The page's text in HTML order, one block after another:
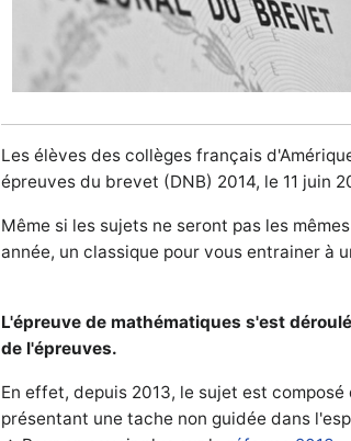
Les élèves des collèges français
épreuves du brevet (DNB) 2014, le 11 juin
Même si les sujets ne seront pas les
année, un classique pour vous entrainer à
L'épreuve de mathématiques s'est
de l'épreuves.
En effet, depuis 2013, le sujet est
présentant une tache non guidée dans